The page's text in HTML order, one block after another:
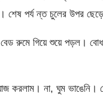
পর্য ন্ত চুলের উপর
রুমে গিয়ে শুয়ে পড়ল।
করলাম। না, ঘুম ভাঙেনি।